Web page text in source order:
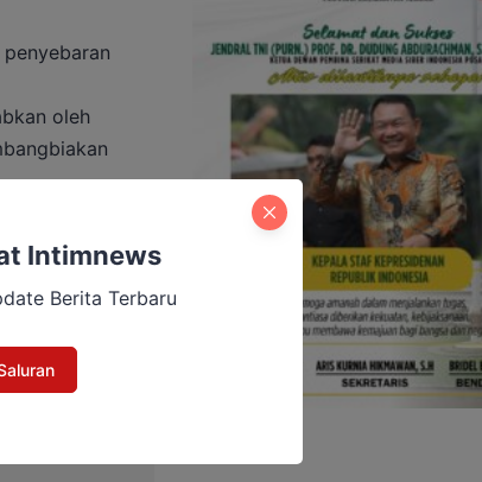
oleh
kami juga
DBD
Intimnews
Berita Terbaru